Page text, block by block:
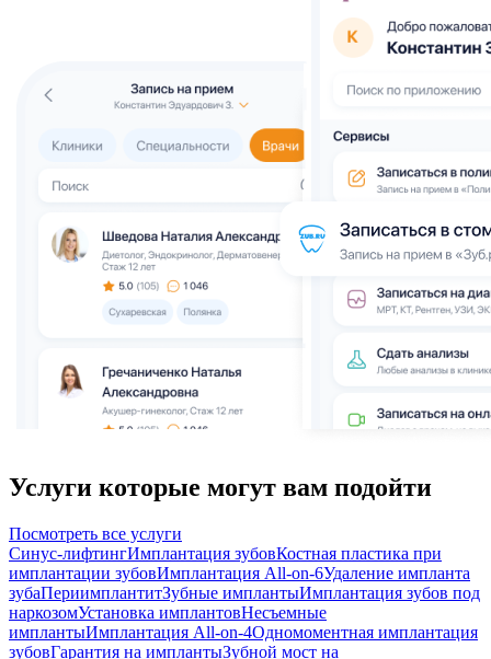
Услуги которые могут вам подойти
Посмотреть все услуги
Синус-лифтингИмплантация зубовКостная пластика при
имплантации зубовИмплантация All-on-6Удаление импланта
зубаПериимплантитЗубные имплантыИмплантация зубов под
наркозомУстановка имплантовНесъемные
имплантыИмплантация All-on-4Одномоментная имплантация
зубовГарантия на имплантыЗубной мост на